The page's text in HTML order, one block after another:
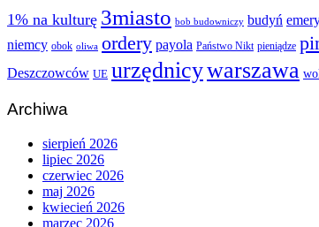
1% na kulturę 3miasto bob budowniczy budyń
niemcy obok oliwa ordery payola Państwo Nikt pieniądze
Deszczowców UE urzędnicywarszawa
Archiwa
sierpień 2026
lipiec 2026
czerwiec 2026
maj 2026
kwiecień 2026
marzec 2026